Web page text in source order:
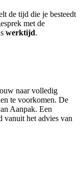
de tijd die je besteedt
met de
werktijd.
naar volledig
te voorkomen. De
Aanpak. Een
vanuit het advies van